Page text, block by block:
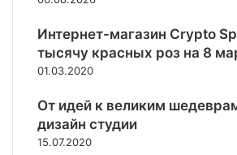
с
с
и
с
к
о
о
т
р
а
с
т
в
е
ж
д
н
л
я
-
е
ф
е
в
и
и
м
о
в
ь
в
у
Интернет-магазин Crypto
тысячу красных роз на 8
01.03.2020
От идей к великим
дизайн студии
15.07.2020